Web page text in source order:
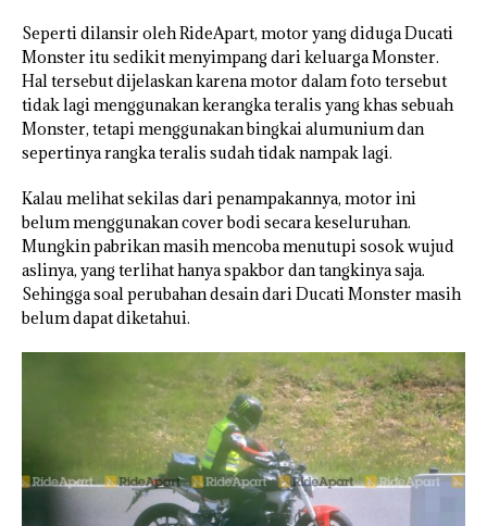
Seperti dilansir oleh RideApart, motor yang diduga Ducati
Monster itu sedikit menyimpang dari keluarga Monster.
Hal tersebut dijelaskan karena motor dalam foto tersebut
tidak lagi menggunakan kerangka teralis yang khas sebuah
Monster, tetapi menggunakan bingkai alumunium dan
sepertinya rangka teralis sudah tidak nampak lagi.
Kalau melihat sekilas dari penampakannya, motor ini
belum menggunakan cover bodi secara keseluruhan.
Mungkin pabrikan masih mencoba menutupi sosok wujud
aslinya, yang terlihat hanya spakbor dan tangkinya saja.
Sehingga soal perubahan desain dari Ducati Monster masih
belum dapat diketahui.